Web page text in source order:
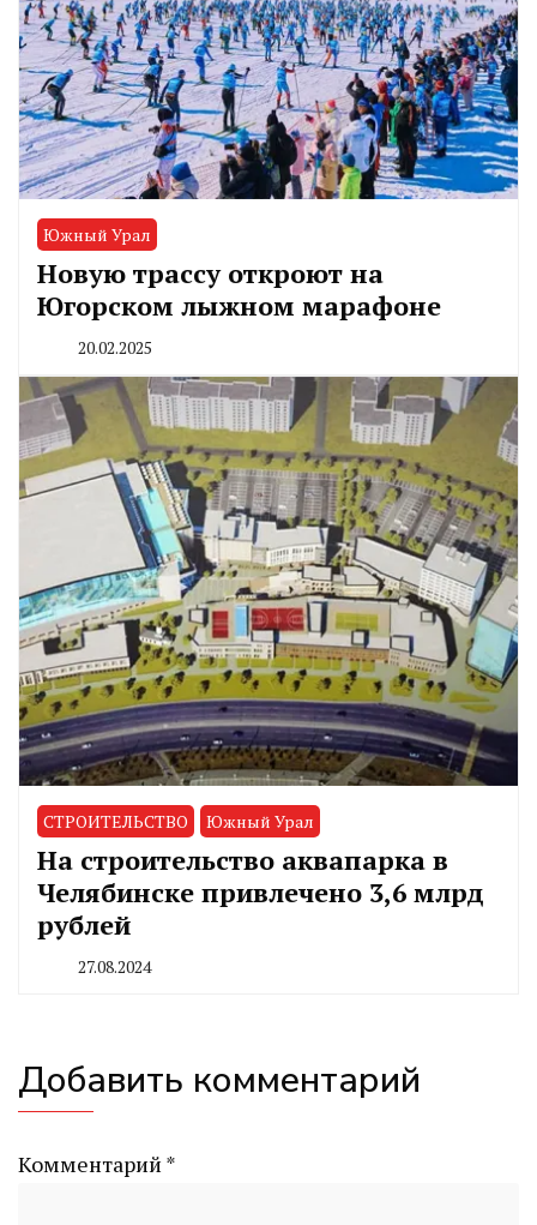
Южный Урал
Новую трассу откроют на
Югорском лыжном марафоне
CHELINDUSTRY
20.02.2025
СТРОИТЕЛЬСТВО Южный Урал
На строительство аквапарка в
Челябинске привлечено 3,6 млрд
рублей
27.08.2024
Добавить комментарий
Комментарий *